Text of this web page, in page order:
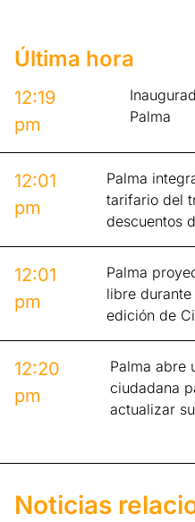
Última hora
12:19
pm
Palma
12:01
pm
Palma
tarifario del
descuentos
12:01
pm
Palma
libre
edición de
12:20
pm
Palma abre
ciudadana
actualizar
Noticias